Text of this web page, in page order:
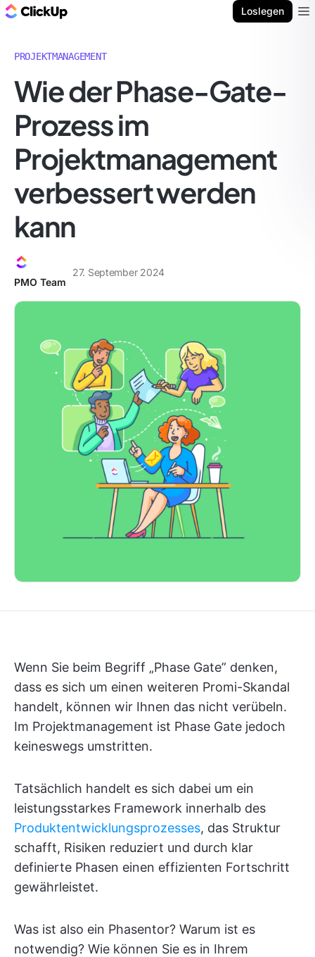
Loslegen
PROJEKTMANAGEMENT
Wie der Phase-Gate-
Prozess im
Projektmanagement
verbessert werden
kann
PMO Team
27. September 2024
Wenn Sie beim Begriff „Phase Gate” denken,
dass es sich um einen weiteren Promi-Skandal
handelt, können wir Ihnen das nicht verübeln.
Im Projektmanagement ist Phase Gate jedoch
keineswegs umstritten.
Tatsächlich handelt es sich dabei um ein
leistungsstarkes Framework innerhalb des
Produktentwicklungsprozesses, das Struktur
schafft, Risiken reduziert und durch klar
definierte Phasen einen effizienten Fortschritt
gewährleistet.
Was ist also ein Phasentor? Warum ist es
notwendig? Wie können Sie es in Ihrem